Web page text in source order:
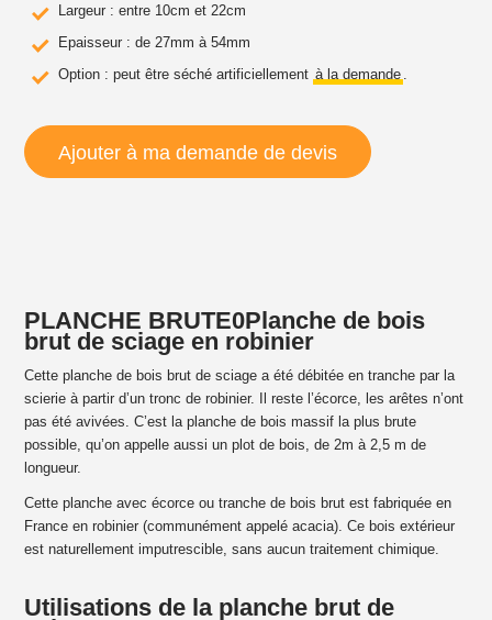
Largeur : entre 10cm et 22cm
Epaisseur : de 27mm à 54mm
Option : peut être séché artificiellement à la demande
Ajouter à ma demande de devis
PLANCHE BRUTE0Planche de bois
brut de sciage en robinier
Cetteplanche de bois brut de sciagea été débitée en tranche par la
scierie à partir d’un tronc de robinier. Il reste l’écorce, les arêtes n’ont
pas été avivées. C’est laplanche de bois massif la plus brute
possible, qu’on appelle aussi unplot de bois , de 2m à 2,5 m de
longueur.
Cetteplanche avec écorce outranche de bois brut est fabriquée en
France enrobinier (communément appeléacacia). Cebois extérieur
est naturellement imputrescible, sans aucun traitement chimique.
Utilisations de la planche brut de